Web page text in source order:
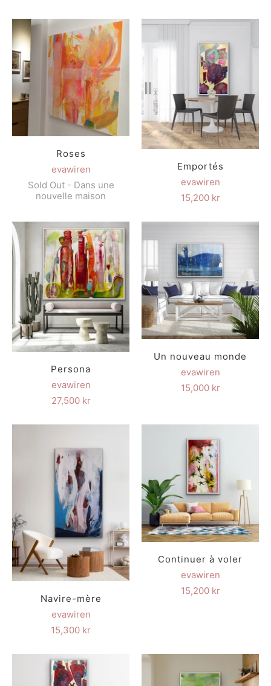
Roses
evawiren
Sold Out - Dans une
nouvelle maison
Emportés
evawiren
15,200 kr
Persona
evawiren
27,500 kr
Un nouveau monde
evawiren
15,000 kr
Navire-mère
evawiren
15,300 kr
Continuer à voler
evawiren
15,200 kr